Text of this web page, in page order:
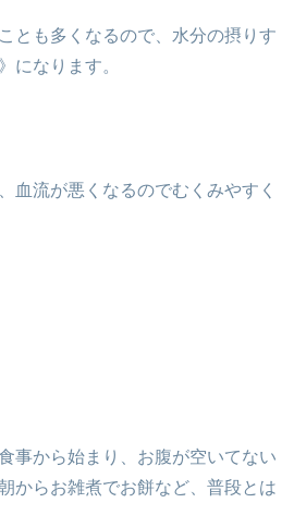
とも多くなるので、水分の摂りす
になります。
血流が悪くなるのでむくみやすく
事から始まり、お腹が空いてない
からお雑煮でお餅など、普段とは